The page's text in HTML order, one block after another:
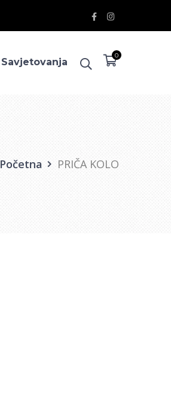
Facebook
Profile
Instagram
Profile
0
Savjetovanja
Početna PRIČA KOLO